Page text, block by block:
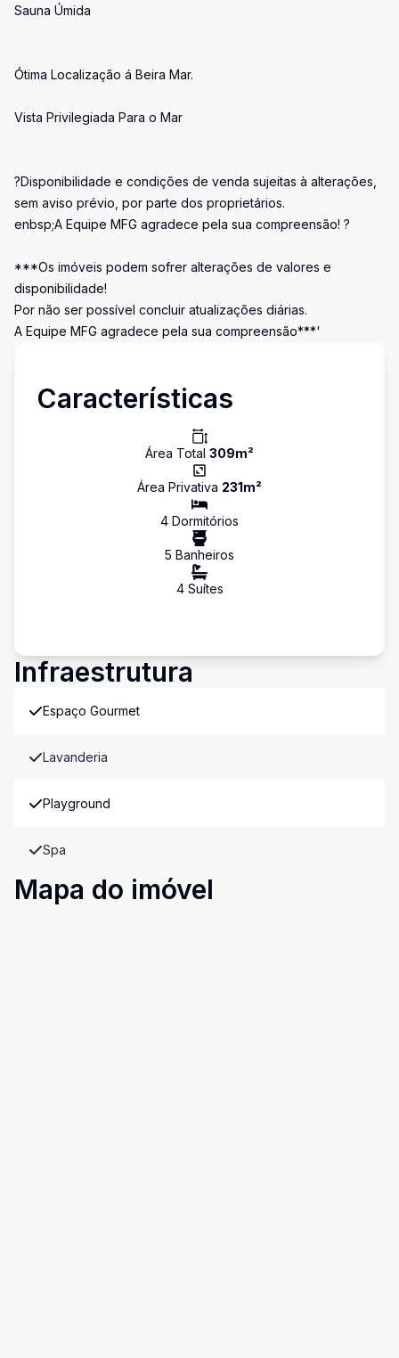
Sauna Úmida
Ótima Localização á Beira Mar.
Vista Privilegiada Para o Mar
?Disponibilidade e condições de venda sujeitas à alterações,
sem aviso prévio, por parte dos proprietários.
enbsp;A Equipe MFG agradece pela sua compreensão! ?
***Os imóveis podem sofrer alterações de valores e
disponibilidade!
Por não ser possível concluir atualizações diárias.
A Equipe MFG agradece pela sua compreensão***'
Características
Área Total 309m²
Área Privativa 231m²
4 Dormitórios
5 Banheiros
4Suítes
Infraestrutura
Espaço Gourmet
Lavanderia
Playground
Spa
Mapa do imóvel